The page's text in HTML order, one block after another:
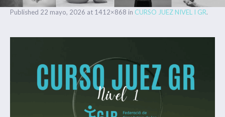
Published 22 mayo, 2026 at 1412×868 in CURSO JUEZ NIVEL I GR.